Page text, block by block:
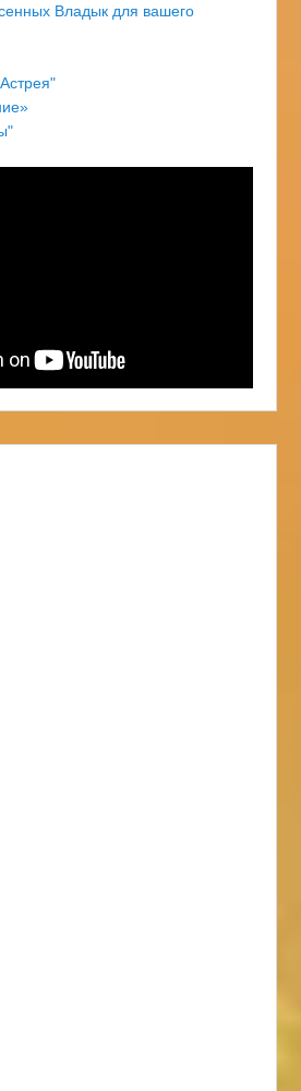
Владык для вашего